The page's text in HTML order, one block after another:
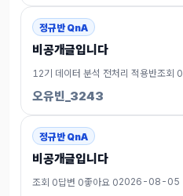
정규반 QnA
비공개글입니다
12기 데이터 분석 전처리 적용반조회 0
오유빈_3243
정규반 QnA
비공개글입니다
조회 0답변 0좋아요 02026-08-05